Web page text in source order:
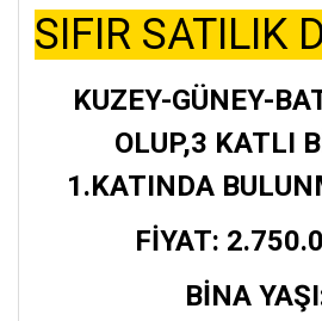
SIFIR SATILIK
KUZEY-GÜNEY-
OLUP,3 KATLI
1.KATINDA
FİYAT:
BİNA